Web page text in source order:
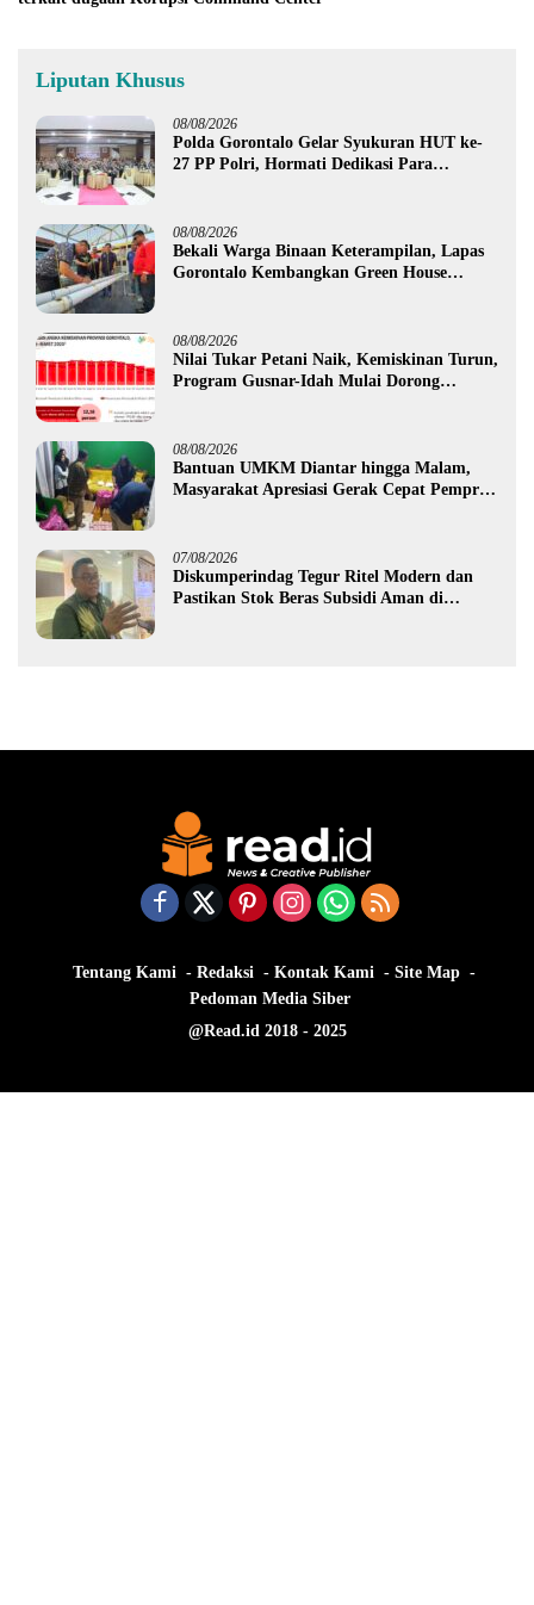
Liputan Khusus
08/08/2026
Polda Gorontalo Gelar Syukuran HUT ke-
27 PP Polri, Hormati Dedikasi Para
08/08/2026
Bekali Warga Binaan Keterampilan, Lapas
Gorontalo Kembangkan Green House
08/08/2026
Nilai Tukar Petani Naik, Kemiskinan Turun,
Program Gusnar-Idah Mulai Dorong
08/08/2026
Bantuan UMKM Diantar hingga Malam,
Masyarakat Apresiasi Gerak Cepat Pemprov
07/08/2026
Diskumperindag Tegur Ritel Modern dan
Pastikan Stok Beras Subsidi Aman di
Tentang Kami Redaksi Kontak Kami
Site Map
Pedoman Media Siber
@Read.id 2018 - 2025